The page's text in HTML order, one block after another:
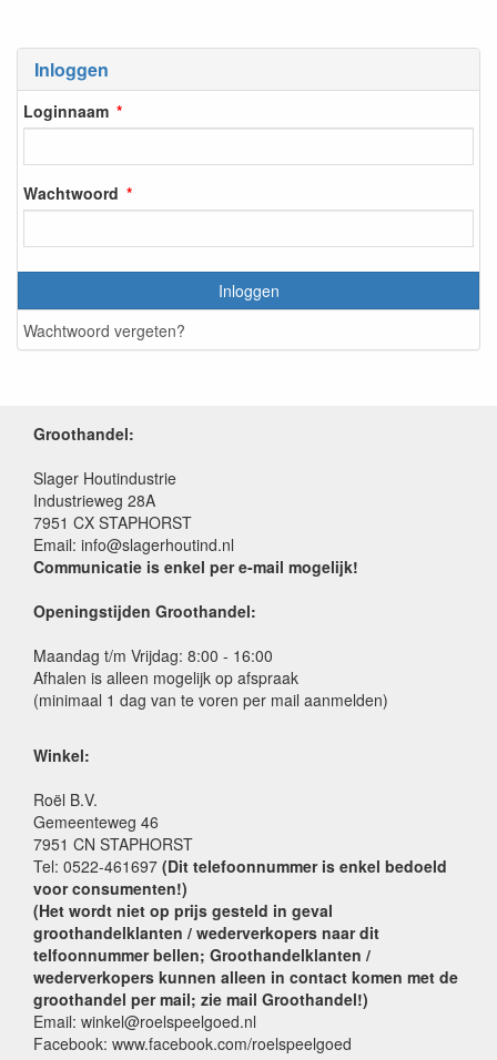
Inloggen
Loginnaam
Wachtwoord
Inloggen
Wachtwoord vergeten?
Groothandel:
Slager Houtindustrie
Industrieweg 28A
7951 CX STAPHORST
Email: info@slagerhoutind.nl
Communicatie is enkel per e-mail mogelijk!
Openingstijden Groothandel:
Maandag t/m Vrijdag: 8:00 - 16:00
Afhalen is alleen mogelijk op afspraak
(minimaal 1 dag van te voren per mail aanmelden)
Winkel:
Roël B.V.
Gemeenteweg 46
7951 CN STAPHORST
Tel: 0522-461697 (Dit telefoonnummer is enkel bedoeld
voor consumenten!)
(Het wordt niet op prijs gesteld in geval
groothandelklanten / wederverkopers naar dit
telfoonnummer bellen; Groothandelklanten /
wederverkopers kunnen alleen in contact komen met de
groothandel per mail; zie mail Groothandel!)
Email: winkel@roelspeelgoed.nl
Facebook: www.facebook.com/roelspeelgoed